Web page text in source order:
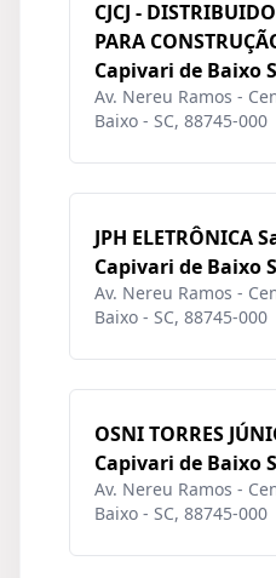
CJCJ -
PARA
Capivari de Baixo
Av. Nereu Ramos -
Baixo - SC, 88745-000
JPH ELETRÔNICA
Capivari de Baixo
Av. Nereu Ramos -
Baixo - SC, 88745-000
OSNI TORRES
Capivari de Baixo
Av. Nereu Ramos -
Baixo - SC, 88745-000